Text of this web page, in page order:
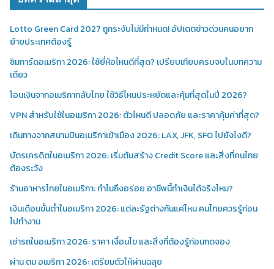
Lotto Green Card 2027 ถูกระงับไม่มีกำหนด! อัปเดตข่าวด่วนคนอยาก
ย้ายประเทศต้องรู้
ซิมการ์ดอเมริกา 2026: ใช้ยี่ห้อไหนดีที่สุด? เปรียบเทียบครบจบในบทความ
เดียว
โอนเงินจากอเมริกากลับไทย ใช้วิธีไหนประหยัดและคุ้มที่สุดในปี 2026?
VPN สำหรับใช้ในอเมริกา 2026: ตัวไหนดี ปลอดภัย และราคาคุ้มค่าที่สุด?
เดินทางจากสนามบินอเมริกาเข้าเมือง 2026: LAX, JFK, SFO ไปยังไงดี?
บัตรเครดิตในอเมริกา 2026: เริ่มต้นสร้าง Credit Score และสิ่งที่คนไทย
ต้องระวัง
ร้านอาหารไทยในอเมริกา: ทำไมถึงอร่อย อาชีพนี้ทำเงินได้จริงไหม?
เงินเดือนขั้นต่ำในอเมริกา 2026: แต่ละรัฐต่างกันแค่ไหน คนไทยควรรู้ก่อน
ไปทำงาน
เช่ารถในอเมริกา 2026: ราคา เงื่อนไข และสิ่งที่ต้องรู้ก่อนกดจอง
ผ่าน ตม อเมริกา 2026: เตรียมตัวให้ผ่านฉลุย